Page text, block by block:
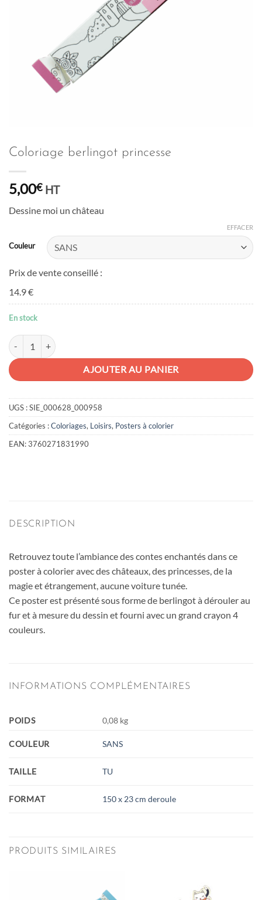
Coloriage berlingot princesse
5,00€ HT
Dessine moi un château
Couleur
EFFACER
Prix de vente conseillé :
14.9 €
En stock
quantité de Coloriage berlingot princesse
AJOUTER AU PANIER
UGS :SIE_000628_000958
Catégories :Coloriages, Loisirs, Posters à colorier
EAN:3760271831990
DESCRIPTION
Retrouvez toute l’ambiance des contes enchantés dans ce
poster à colorier avec des châteaux, des princesses, de la
magie et étrangement, aucune voiture tunée.
Ce poster est présenté sous forme de berlingot à dérouler au
fur et à mesure du dessin et fourni avec un grand crayon 4
couleurs.
INFORMATIONS COMPLÉMENTAIRES
POIDS 0,08 kg
COULEUR SANS
TAILLE TU
FORMAT 150 x 23 cm deroule
PRODUITS SIMILAIRES